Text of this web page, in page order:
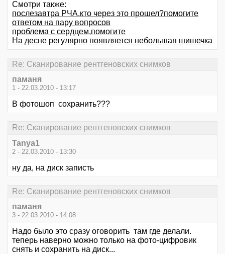
Смотри также:
послезавтра РЧА.кто через это прошел?помогите
ответом на пару вопросов
проблема с сердцем,помогите
На десне регулярно появляется небольшая шишечка
Re: Сканирование рентгеновских снимков
паманя
1 - 22.03.2010 - 13:17
В фотошоп сохранить???
Re: Сканирование рентгеновских снимков
Tanya1
2 - 22.03.2010 - 13:30
ну да, на диск записть
Re: Сканирование рентгеновских снимков
паманя
3 - 22.03.2010 - 14:08
Надо было это сразу оговорить там где делали.
теперь наверно можно только на фото-цифровик
снять и сохранить на диск...